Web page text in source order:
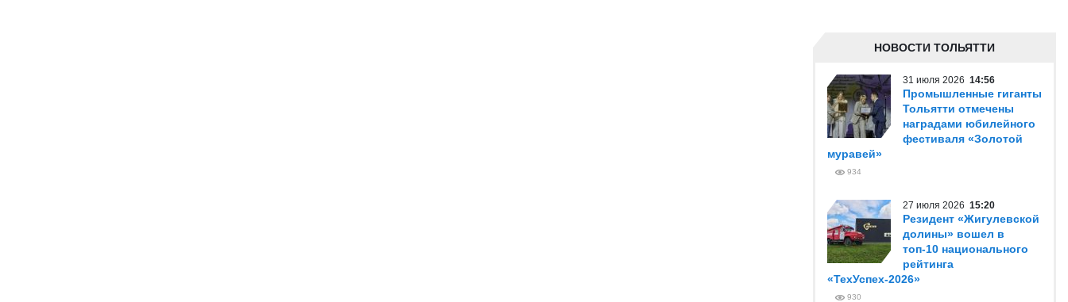
НОВОСТИ ТОЛЬЯТТИ
31 июля 2026 14:56
Промышленные гиганты
Тольятти отмечены
наградами юбилейного
фестиваля «Золотой
муравей»
934
27 июля 2026 15:20
Резидент «Жигулевской
долины» вошел в
топ-10 национального
рейтинга
«ТехУспех-2026»
930